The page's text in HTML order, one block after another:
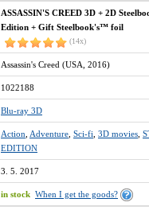
ASSASSIN'S CREED 3D + 2D
Edition + Gift Steelbook's™ foil
(14x)
Assassin's Creed (USA, 2016)
1022188
Blu-ray 3D
Action Adventure Sci-fi 3D movies
EDITION
3. 5. 2017
in stock When I get the goods?